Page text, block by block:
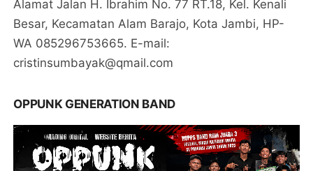
Alamat Jalan H. Ibrahim No. 77 RT.18, Kel. Kenali
Besar, Kecamatan Alam Barajo, Kota Jambi, HP-
WA 085296753665. E-mail:
cristinsumbayak@qmail.com
OPPUNK GENERATION BAND